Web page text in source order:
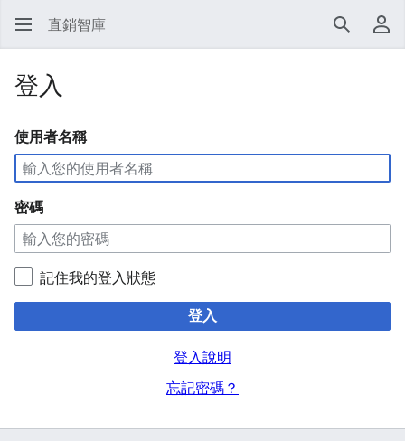
直銷智庫 搜尋 使
登入
使用者名稱
密碼
記住我的登入狀態
登入
登入說明
忘記密碼？